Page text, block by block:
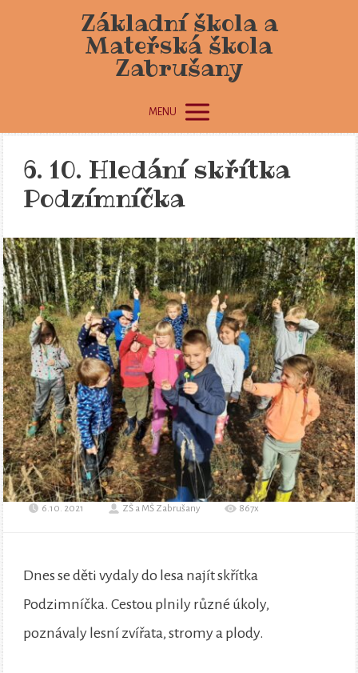
Základní škola a
Mateřská škola
Zabrušany
MENU
6. 10. Hledání skřítka
Podzímníčka
6.10. 2021 ZŠ a MŠ Zabrušany 867x
Dnes se děti vydaly do lesa najít skřítka
Podzimníčka. Cestou plnily různé úkoly,
poznávaly lesní zvířata, stromy a plody.